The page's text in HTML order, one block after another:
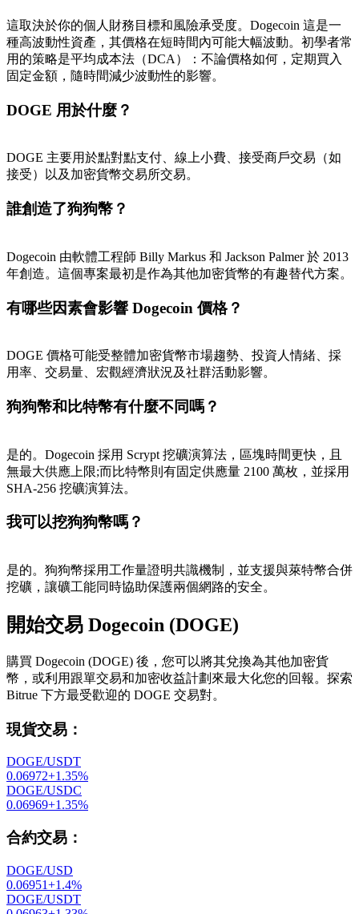
這取決於你的個人財務目標和風險承受度。Dogecoin 這是一
種高波動性資產，其價格在短時間內可能大幅波動。初學者常
用的策略是平均成本法（DCA）：不論價格如何，定期買入
固定金額，隨時間減少波動性的影響。
DOGE 用於什麼？
DOGE 主要用於點對點支付、線上小費、接受商戶交易（如
接受）以及加密貨幣交易所交易。
誰創造了狗狗幣？
Dogecoin 由軟體工程師 Billy Markus 和 Jackson Palmer 於 2013
年創造。這個專案最初是作為其他加密貨幣的有趣替代方案。
有哪些因素會影響 Dogecoin 價格？
DOGE 價格可能受整體加密貨幣市場趨勢、投資人情緒、採
用率、交易量、宏觀經濟狀況及社群活動影響。
狗狗幣和比特幣有什麼不同嗎？
是的。Dogecoin 採用 Scrypt 挖礦演算法，區塊時間更快，且
無最大供應上限;而比特幣則有固定供應量 2100 萬枚，並採用
SHA-256 挖礦演算法。
我可以挖狗狗幣嗎？
是的。狗狗幣採用工作量證明共識機制，並支援與萊特幣合併
挖礦，讓礦工能同時協助保護兩個網路的安全。
開始交易 Dogecoin (DOGE)
購買 Dogecoin (DOGE) 後，您可以將其兌換為其他加密貨
幣，或利用跟單交易和加密收益計劃來最大化您的回報。探索
Bitrue 下方最受歡迎的 DOGE 交易對。
現貨交易 ：
DOGE/USDT
0.06972+1.35%
DOGE/USDC
0.06969+1.35%
合約交易 ：
DOGE/USD
0.06951+1.4%
DOGE/USDT